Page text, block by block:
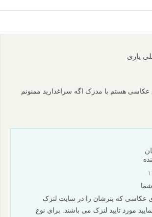
یاری
عکاسی هستم با مدرک اگه سراغدارید ممنونم
عکاسی که بنرشان را در سایت لنزک
مورد تایید لنزک می باشند. برای نوع